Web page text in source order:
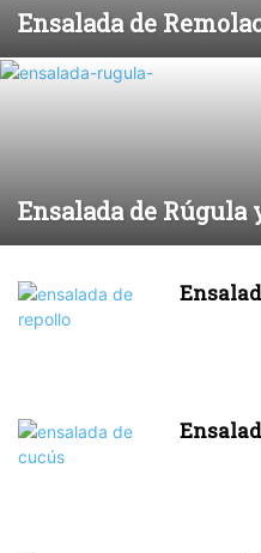
Ensalada de
Ensalada de Rúgula